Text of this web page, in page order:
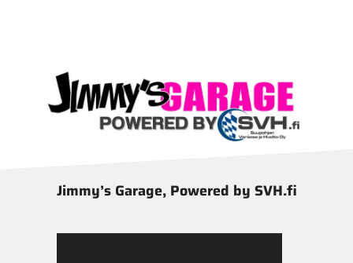
Jimmy’s Garage, Powered by SVH.fi